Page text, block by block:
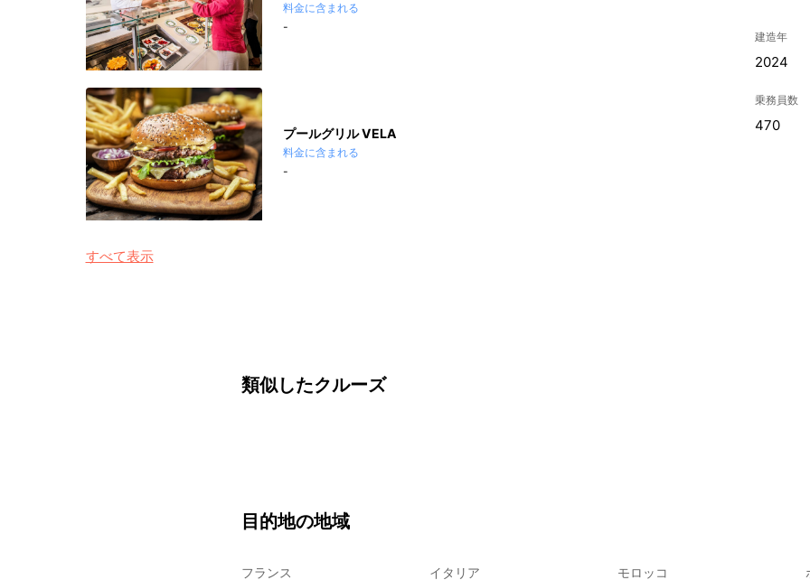
料金に含まれる
-
プールグリル VELA
料金に含まれる
-
すべて表示
建造年
2024
乗務員数
470
類似したクルーズ
目的地の地域
フランス イタリア モロッコ